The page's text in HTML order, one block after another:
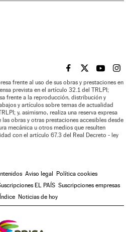
EL PAÍS BRASIL EN
EL PAÍSEL PAÍS
EL
frente al uso de sus obras y prestaciones en
prevista en el artículo 32.1 del TRLPI;
frente a la reproducción, distribución y
y artículos sobre temas de actualidad
y, asimismo, realiza una reserva expresa
obras y otras prestaciones accesibles desde
mecánica u otros medios que resulten
con el artículo 67.3 del Real Decreto - ley
Aviso legal
Política cookies
EL PAÍS Suscripciones empresas
Índice Noticias de hoy